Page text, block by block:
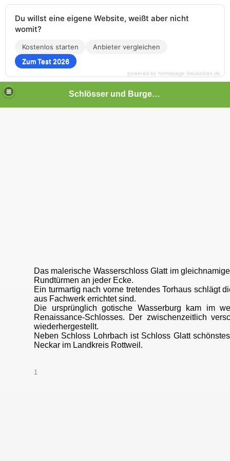
Schlösser und Burgen in Baden-Württemberg
Das malerische Wasserschloss Glatt im
Rundtürmen an jeder Ecke.
Ein turmartig nach vorne tretendes Torhaus schlägt
aus Fachwerk errichtet sind.
Die ursprünglich gotische Wasserburg kam im
Renaissance-Schlosses. Der zwischenzeitlich
wiederhergestellt.
Neben Schloss Lohrbach ist Schloss Glatt
Neckar im Landkreis Rottweil.
1
Du willst eine eigene Website, weißt aber nicht
womit?
Kostenlos starten
Anbieter vergleichen
Zum Test 2026
powered by homepage-baukasten.de